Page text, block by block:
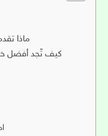
ماذا
كيف تّجد أفضل